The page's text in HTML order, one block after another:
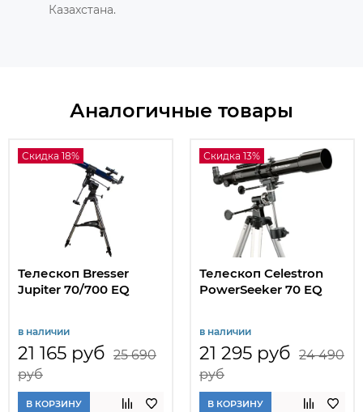
Казахстана.
Аналогичные товары
Скидка 18%
Телескоп Bresser
Jupiter 70/700 EQ
в наличии
21 165 руб 25 690
руб
В КОРЗИНУ
Скидка 13%
Телескоп Celestron
PowerSeeker 70 EQ
в наличии
21 295 руб 24 490
руб
В КОРЗИНУ